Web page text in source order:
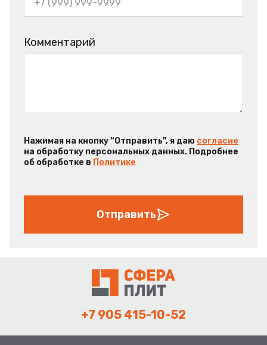
Комментарий
Нажимая на кнопку “Отправить”, я даю согласие
на обработку персональных данных. Подробнее
об обработке в Политике
Отправить
+7 905 415-10-52